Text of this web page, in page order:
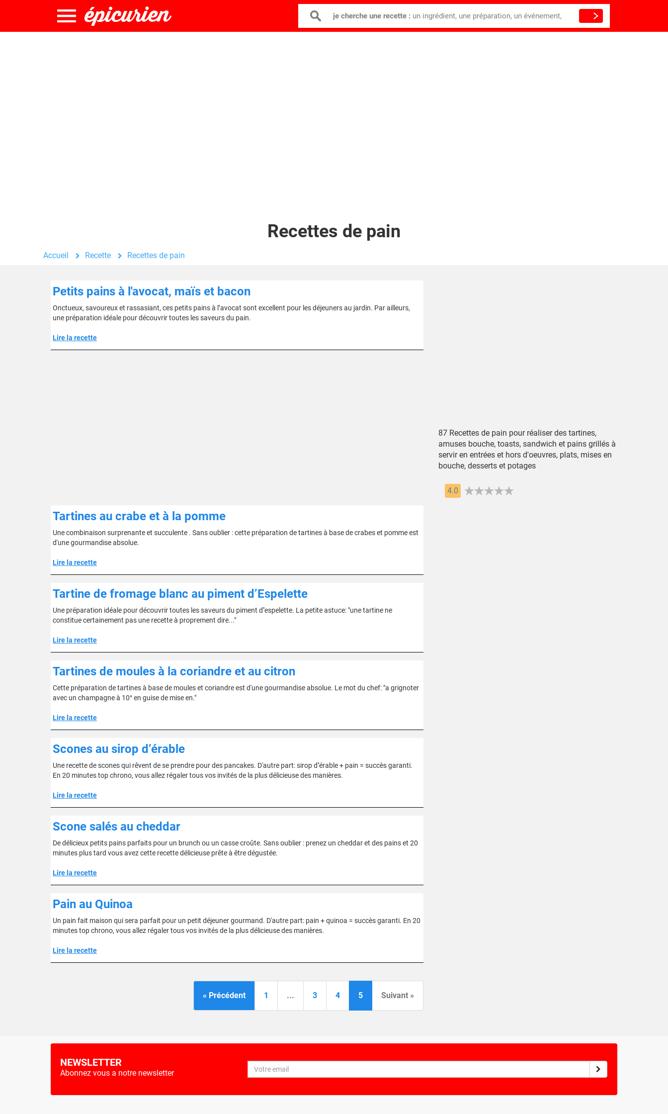
je cherche une recette : un ingrédient, une préparation, un événement,
Recettes de pain
Accueil Recette Recettes de pain
Petits pains à l'avocat, maïs et bacon
Onctueux, savoureux et rassasiant, ces petits pains à l’avocat sont excellent pour les déjeuners au jardin. Par ailleurs,
une préparation idéale pour découvrir toutes les saveurs du pain.
Lire la recette
Tartines au crabe et à la pomme
Une combinaison surprenante et succulente . Sans oublier : cette préparation de tartines à base de crabes et pomme est
d'une gourmandise absolue.
Lire la recette
Tartine de fromage blanc au piment d’Espelette
Une préparation idéale pour découvrir toutes les saveurs du piment d''espelette. La petite astuce: "une tartine ne
constitue certainement pas une recette à proprement dire..."
Lire la recette
Tartines de moules à la coriandre et au citron
Cette préparation de tartines à base de moules et coriandre est d'une gourmandise absolue. Le mot du chef: "a grignoter
avec un champagne à 10° en guise de mise en."
Lire la recette
Scones au sirop d’érable
Une recette de scones qui rêvent de se prendre pour des pancakes. D'autre part: sirop d''érable + pain = succès garanti.
En 20 minutes top chrono, vous allez régaler tous vos invités de la plus délicieuse des manières.
Lire la recette
Scone salés au cheddar
De délicieux petits pains parfaits pour un brunch ou un casse croûte. Sans oublier : prenez un cheddar et des pains et 20
minutes plus tard vous avez cette recette délicieuse prête à être dégustée.
Lire la recette
Pain au Quinoa
Un pain fait maison qui sera parfait pour un petit déjeuner gourmand. D'autre part: pain + quinoa = succès garanti. En 20
minutes top chrono, vous allez régaler tous vos invités de la plus délicieuse des manières.
Lire la recette
« Précédent 1 ... 3 4 5 Suivant »
87 Recettes de pain pour réaliser des tartines,
amuses bouche, toasts, sandwich et pains grillés à
servir en entrées et hors d'oeuvres, plats, mises en
bouche, desserts et potages
4.0
NEWSLETTER
Abonnez vous a notre newsletter